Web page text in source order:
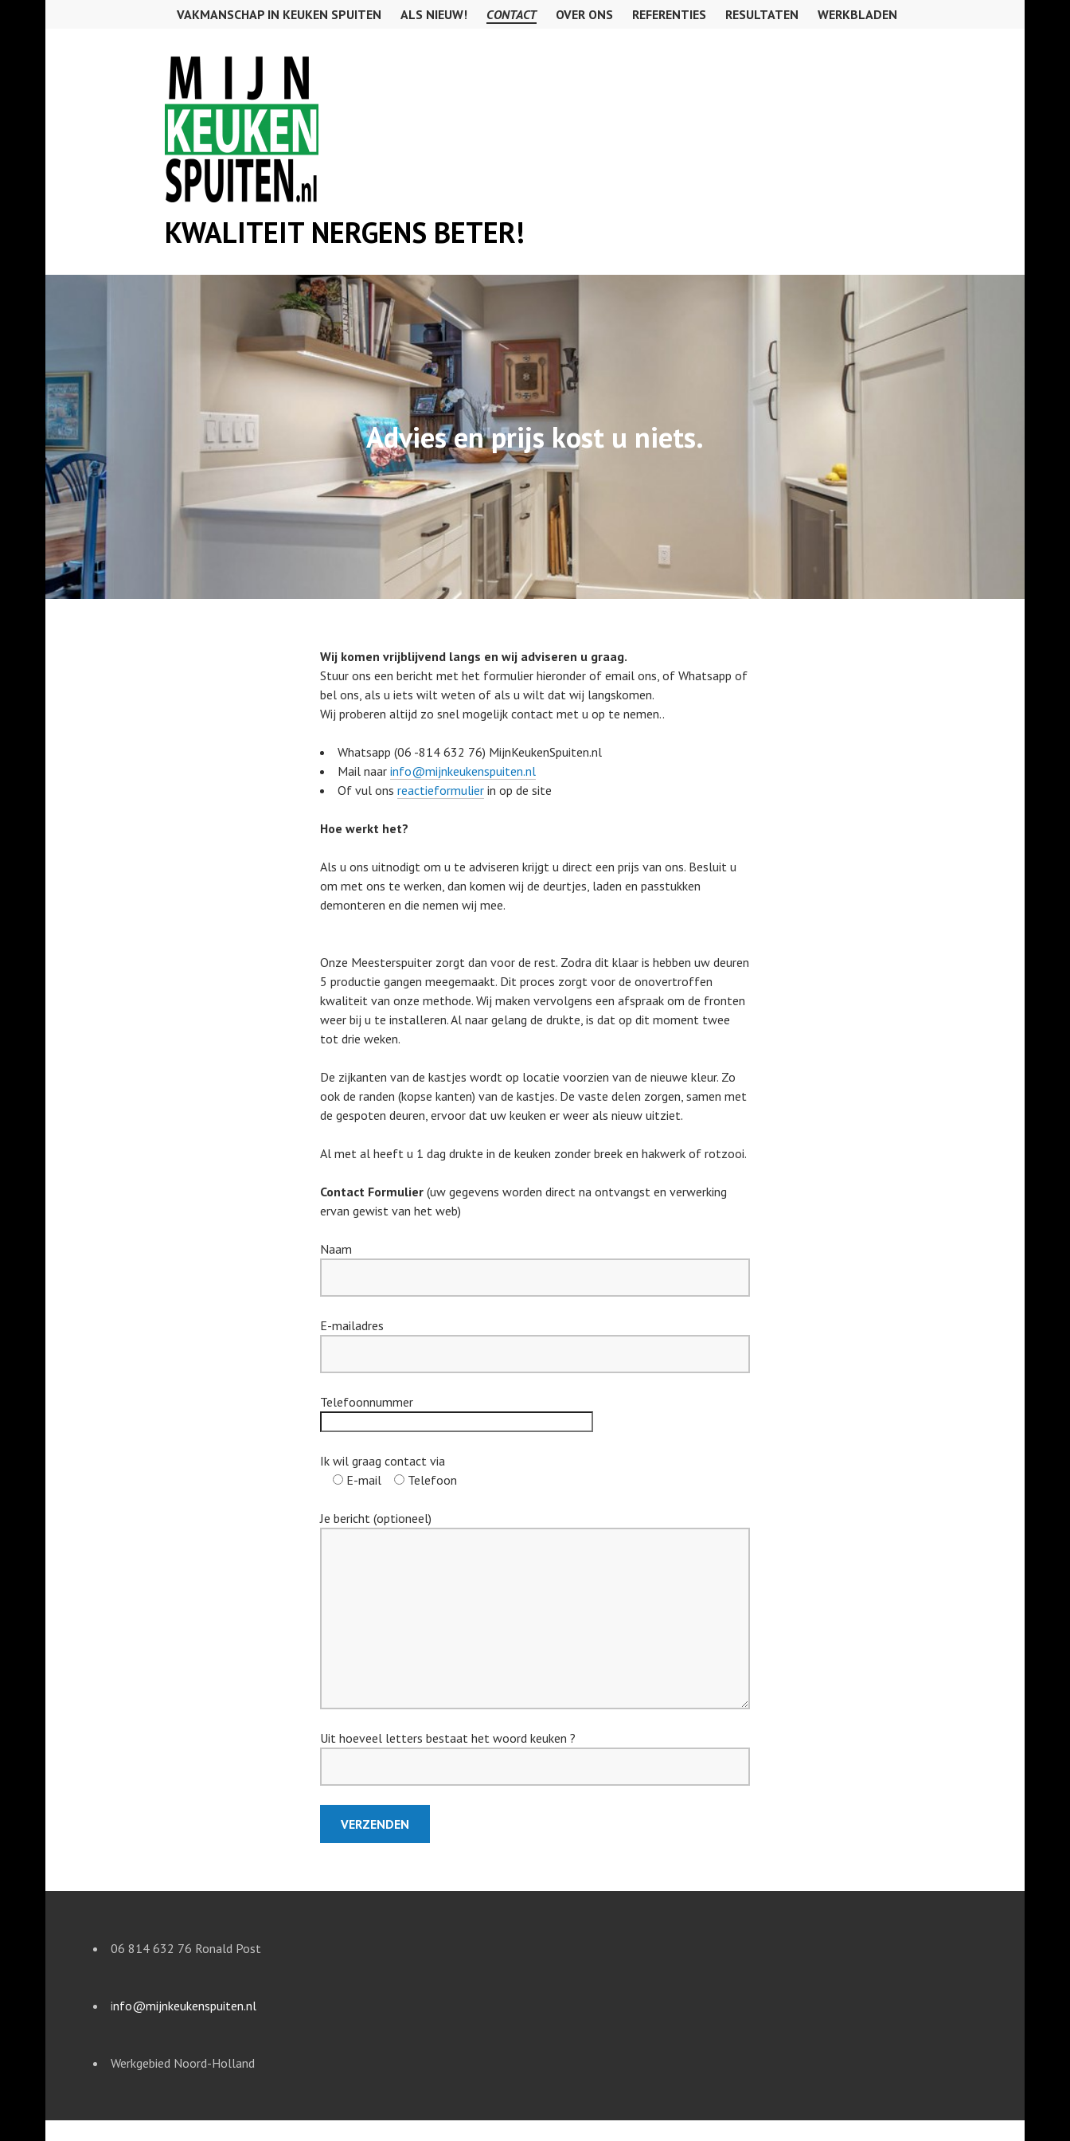
VAKMANSCHAP IN KEUKEN SPUITEN ALS NIEUW! CONTACT OVER ONS REFERENTIES RESULTATEN WERKBLADEN
KWALITEIT NERGENS BETER!
Advies en prijs kost u niets.
Wij komen vrijblijvend langs en wij adviseren u graag.
Stuur ons een bericht met het formulier hieronder of email ons, of Whatsapp of
bel ons, als u iets wilt weten of als u wilt dat wij langskomen.
Wij proberen altijd zo snel mogelijk contact met u op te nemen..
Whatsapp (06 -814 632 76) MijnKeukenSpuiten.nl
Mail naar info@mijnkeukenspuiten.nl
Of vul ons reactieformulier in op de site
Hoe werkt het?
Als u ons uitnodigt om u te adviseren krijgt u direct een prijs van ons. Besluit u
om met ons te werken, dan komen wij de deurtjes, laden en passtukken
demonteren en die nemen wij mee.
Onze Meesterspuiter zorgt dan voor de rest. Zodra dit klaar is hebben uw deuren
5 productie gangen meegemaakt. Dit proces zorgt voor de onovertroffen
kwaliteit van onze methode. Wij maken vervolgens een afspraak om de fronten
weer bij u te installeren. Al naar gelang de drukte, is dat op dit moment twee
tot drie weken.
De zijkanten van de kastjes wordt op locatie voorzien van de nieuwe kleur. Zo
ook de randen (kopse kanten) van de kastjes. De vaste delen zorgen, samen met
de gespoten deuren, ervoor dat uw keuken er weer als nieuw uitziet.
Al met al heeft u 1 dag drukte in de keuken zonder breek en hakwerk of rotzooi.
Contact Formulier (uw gegevens worden direct na ontvangst en verwerking
ervan gewist van het web)
Naam
E-mailadres
Telefoonnummer
Ik wil graag contact via
E-mail
Telefoon
Je bericht (optioneel)
Uit hoeveel letters bestaat het woord keuken ?
06 814 632 76 Ronald Post
info@mijnkeukenspuiten.nl
Werkgebied Noord-Holland